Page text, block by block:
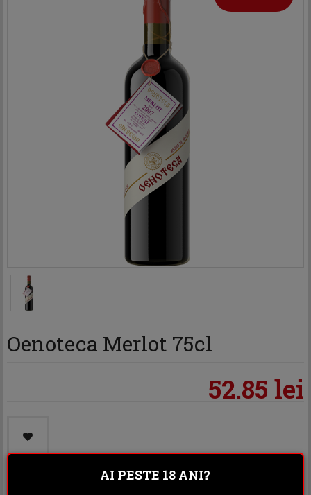
Oenoteca Merlot 75cl
52.85 lei
AI PESTE 18 ANI?